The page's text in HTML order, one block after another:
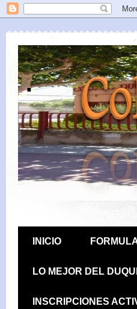
.
INICIO
LO MEJOR DEL
INSCRIPCIONES